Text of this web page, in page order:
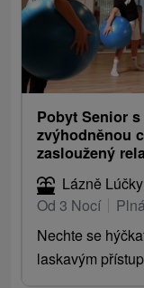
Pobyt Senior
zvýhodněnou
zasloužený
Lázně Lúčky
Od 3 Nocí
Nechte se
laskavým